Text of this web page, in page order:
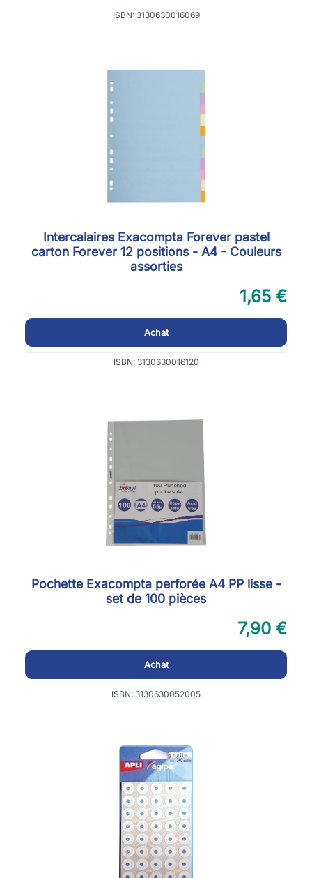
ISBN: 3130630016069
Intercalaires Exacompta Forever pastel
carton Forever 12 positions - A4 - Couleurs
assorties
1,65 €
Achat
ISBN: 3130630016120
Pochette Exacompta perforée A4 PP lisse -
set de 100 pièces
7,90 €
Achat
ISBN: 3130630052005